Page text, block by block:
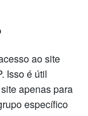
ao site
Isso é útil
apenas para
específico